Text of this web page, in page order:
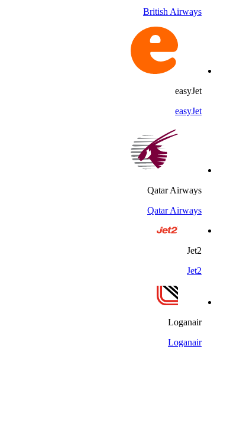
British Airways
easyJet
easyJet
Qatar Airways
Qatar Airways
Jet2
Jet2
Loganair
Loganair